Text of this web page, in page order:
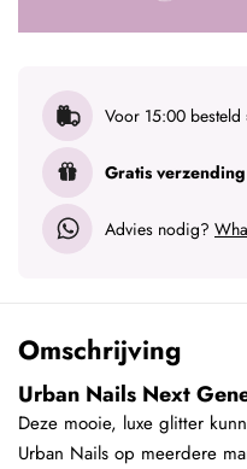
Voor 15:00 besteld
Gratis verzending
Advies nodig?
Omschrijving
Urban Nails Next
Deze mooie, luxe glitter
Urban Nails op meerdere